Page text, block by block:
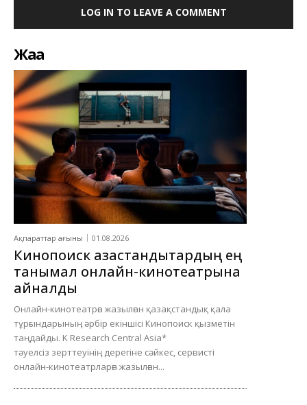
LOG IN TO LEAVE A COMMENT
Жаңа
Ақпараттар ағыны 01.08.2026
Кинопоиск қазақстандықтардың ең
танымал онлайн-кинотеатрына
айналды
Онлайн-кинотеатрға жазылған қазақстандық қала
тұрғындарының әрбір екіншісі Кинопоиск қызметін
таңдайды. K Research Central Asia*
тәуелсіз зерттеуінің дерегіне сәйкес, сервисті
онлайн-кинотеатрларға жазылған...